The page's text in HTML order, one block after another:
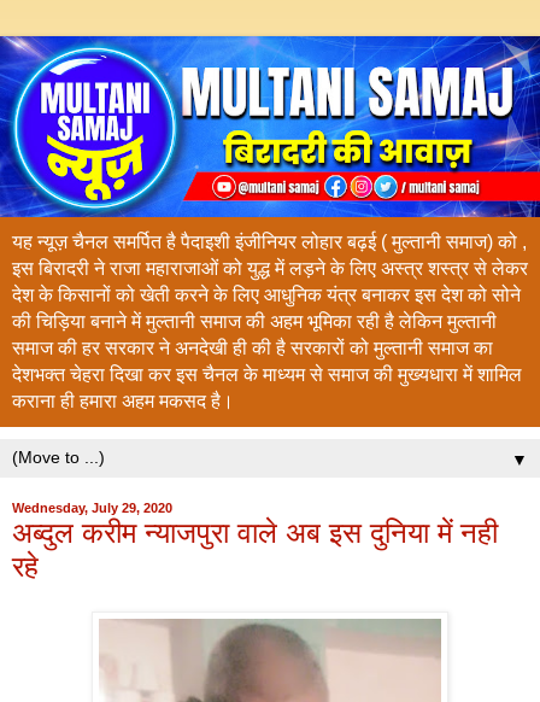
यह न्यूज़ चैनल समर्पित है पैदाइशी इंजीनियर लोहार बढ़ई ( मुल्तानी समाज) को ,
इस बिरादरी ने राजा महाराजाओं को युद्ध में लड़ने के लिए अस्त्र शस्त्र से लेकर
देश के किसानों को खेती करने के लिए आधुनिक यंत्र बनाकर इस देश को सोने
की चिड़िया बनाने में मुल्तानी समाज की अहम भूमिका रही है लेकिन मुल्तानी
समाज की हर सरकार ने अनदेखी ही की है सरकारों को मुल्तानी समाज का
देशभक्त चेहरा दिखा कर इस चैनल के माध्यम से समाज की मुख्यधारा में शामिल
कराना ही हमारा अहम मकसद है।
▼
Wednesday, July 29, 2020
अब्दुल करीम न्याजपुरा वाले अब इस दुनिया में नही
रहे